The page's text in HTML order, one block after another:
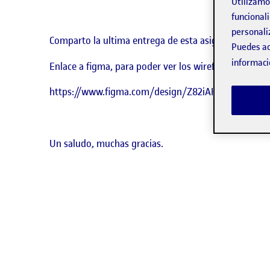
Comparto la ultima entrega de esta asignatura.
Enlace a figma, para poder ver los wireframes:
https://www.figma.com/design/
Un saludo, muchas gracias.
Puedes